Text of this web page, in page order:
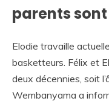
parents
Elodie travaille
basketteurs. Félix et
deux décennies, soit
Wembanyama a